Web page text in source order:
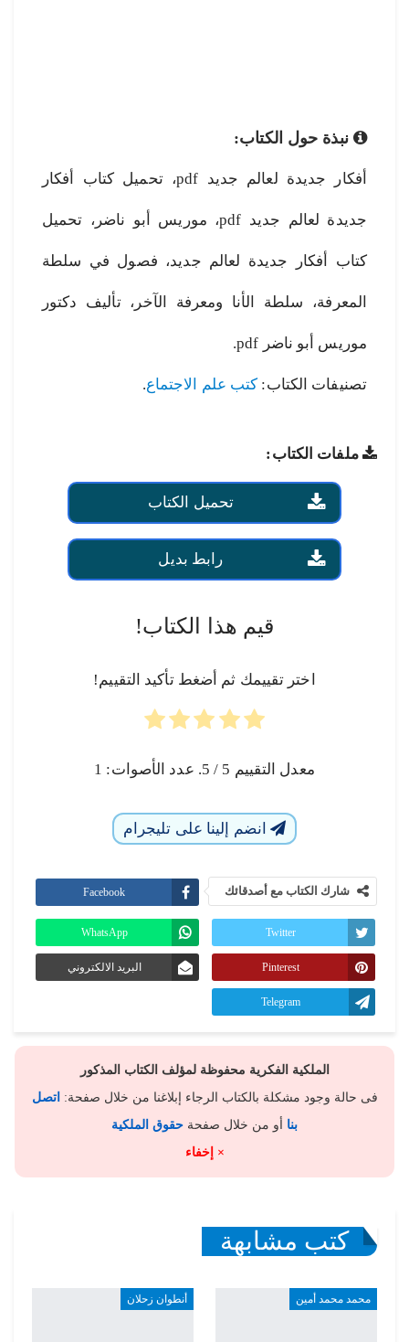
نبذة حول الكتاب:
أفكار جديدة لعالم جديد pdf، تحميل كتاب أفكار
جديدة لعالم جديد pdf، موريس أبو ناضر، تحميل
كتاب أفكار جديدة لعالم جديد، فصول في سلطة
المعرفة، سلطة الأنا ومعرفة الآخر، تأليف دكتور
موريس أبو ناضر pdf.
تصنيفات الكتاب: كتب علم الاجتماع.
ملفات الكتاب:
تحميل الكتاب
رابط بديل
قيم هذا الكتاب!
اختر تقييمك ثم أضغط تأكيد التقييم!
معدل التقييم 5 / 5. عدد الأصوات: 1
انضم إلينا على تليجرام
شارك الكتاب مع أصدقائك Facebook
Twitter
WhatsApp
Pinterest البريد الالكتروني
Telegram
الملكية الفكرية محفوظة لمؤلف الكتاب المذكور
فى حالة وجود مشكلة بالكتاب الرجاء إبلاغنا من خلال صفحة: اتصل
بنا أو من خلال صفحة حقوق الملكية
× إخفاء
كتب مشابهة
محمد محمد أمين أنطوان زحلان